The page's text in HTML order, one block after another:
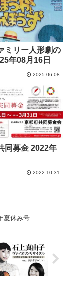
ミリー人形劇の
年08月16日
2025.06.08
同募金 2022年
2022.10.31
夏休み号